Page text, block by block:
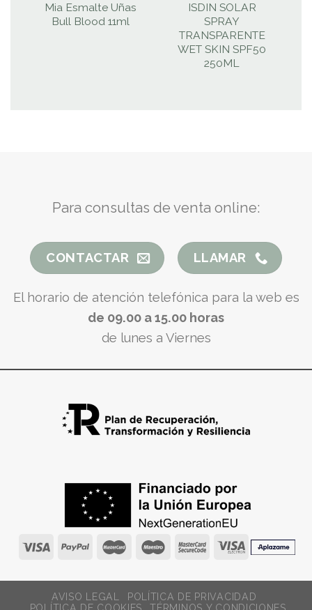
Mia Esmalte Uñas
Bull Blood 11ml
ISDIN SOLAR
SPRAY
TRANSPARENTE
WET SKIN SPF50
250ML
Para consultas de venta online:
CONTACTAR LLAMAR
El horario de atención telefónica para la web es
de 09.00 a 15.00 horas
de lunes a Viernes
AVISO LEGAL
POLÍTICA DE PRIVACIDAD